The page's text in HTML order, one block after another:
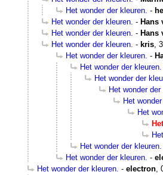
Het wonder der kleuren. -
Het wonder der kleuren. - Hans
Het wonder der kleuren. - Hans
Het wonder der kleuren. - kris,
Het wonder der kleuren. -
Het wonder der kleuren.
Het wonder der
Het wonder
Het
Het
Het wonder der kleuren.
Het wonder der kleuren. -
Het wonder der kleuren. - electron,